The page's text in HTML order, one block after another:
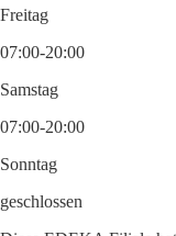
Freitag
07:00-20:00
Samstag
07:00-20:00
Sonntag
geschlossen